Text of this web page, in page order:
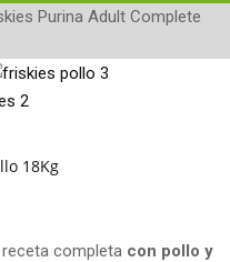
Purina Adult Complete
18Kg
completa con pollo y